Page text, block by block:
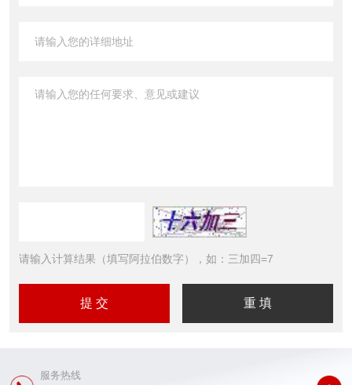
请输入计算结果（填写阿拉伯数字），如：三加四=7
服务热线